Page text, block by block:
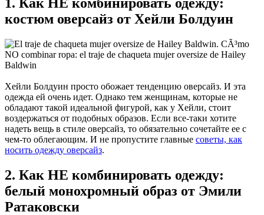
костюм оверсайз от Хейли Болдуин
Хейли Болдуин просто обожает тенденцию оверсайз. И эта
одежда ей очень идет. Однако тем женщинам, которые не
обладают такой идеальной фигурой, как у Хейли, стоит
воздержаться от подобных образов. Если все-таки хотите
надеть вещь в стиле оверсайз, то обязательно сочетайте ее с
чем-то облегающим. И не пропустите главные советы, как
носить одежду оверсайз.
2. Как НЕ комбинировать одежду:
белый монохромный образ от Эмили
Ратаковски